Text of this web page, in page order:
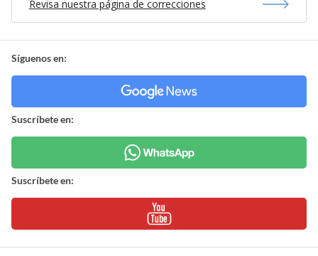
Revisa nuestra página de correcciones
Síguenos en:
Suscríbete en:
Suscríbete en: